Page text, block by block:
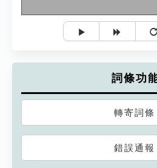
詞條功
轉寄詞條
錯誤通報